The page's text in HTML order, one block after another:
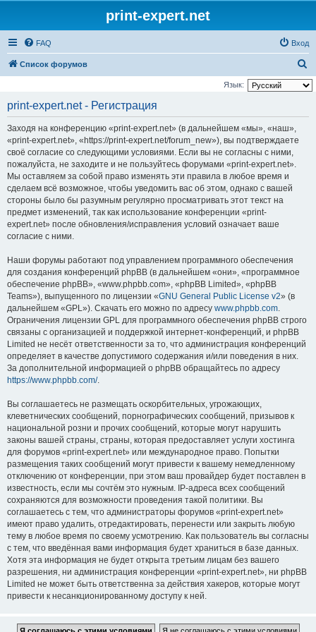
print-expert.net
FAQ Вход
Список форумов
о
Язык:
print-expert.net - Регистрация
Заходя на конференцию «print-expert.net» (в дальнейшем «мы», «наш»,
«print-expert.net», «https://print-expert.net/forum_new»), вы подтверждаете
своё согласие со следующими условиями. Если вы не согласны с ними,
пожалуйста, не заходите и не пользуйтесь форумами «print-expert.net».
Мы оставляем за собой право изменять эти правила в любое время и
сделаем всё возможное, чтобы уведомить вас об этом, однако с вашей
стороны было бы разумным регулярно просматривать этот текст на
предмет изменений, так как использование конференции «print-
expert.net» после обновления/исправления условий означает ваше
согласие с ними.
Наши форумы работают под управлением программного обеспечения
для создания конференций phpBB (в дальнейшем «они», «программное
обеспечение phpBB», «www.phpbb.com», «phpBB Limited», «phpBB
Teams»), выпущенного по лицензии «GNU General Public License v2» (в
дальнейшем «GPL»). Скачать его можно по адресу www.phpbb.com.
Ограничения лицензии GPL для программного обеспечения phpBB строго
связаны с организацией и поддержкой интернет-конференций, и phpBB
Limited не несёт ответственности за то, что администрация конференций
определяет в качестве допустимого содержания и/или поведения в них.
За дополнительной информацией о phpBB обращайтесь по адресу
https://www.phpbb.com/.
Вы соглашаетесь не размещать оскорбительных, угрожающих,
клеветнических сообщений, порнографических сообщений, призывов к
национальной розни и прочих сообщений, которые могут нарушить
законы вашей страны, страны, которая предоставляет услуги хостинга
для форумов «print-expert.net» или международное право. Попытки
размещения таких сообщений могут привести к вашему немедленному
отключению от конференции, при этом ваш провайдер будет поставлен в
известность, если мы сочтём это нужным. IP-адреса всех сообщений
сохраняются для возможности проведения такой политики. Вы
соглашаетесь с тем, что администраторы форумов «print-expert.net»
имеют право удалить, отредактировать, перенести или закрыть любую
тему в любое время по своему усмотрению. Как пользователь вы согласны
с тем, что введённая вами информация будет храниться в базе данных.
Хотя эта информация не будет открыта третьим лицам без вашего
разрешения, ни администрация конференции «print-expert.net», ни phpBB
Limited не может быть ответственна за действия хакеров, которые могут
привести к несанкционированному доступу к ней.